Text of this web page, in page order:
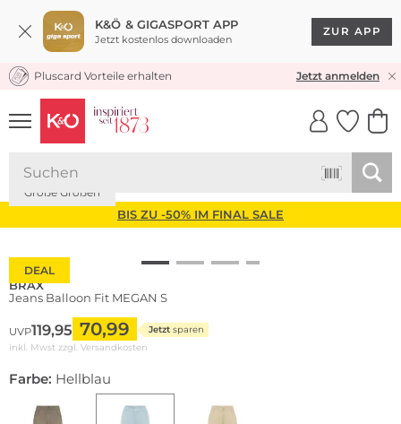
K&Ö & GIGASPORT APP
Jetzt kostenlos downloaden
ZUR APP
KOSTENLOSER VERSAND* & RÜCKVERSAND
Pluscard Vorteile erhalten Jetzt anmelden
UNSERE APP
CLICK &
BIS ZU -50% IM FINAL SALE
DEAL
Große Größen
BRAX
Jeans Balloon Fit MEGAN S
UVP119,95 70,99 Jetzt sparen
inkl. Mwst zzgl. Versandkosten
Farbe: Hellblau